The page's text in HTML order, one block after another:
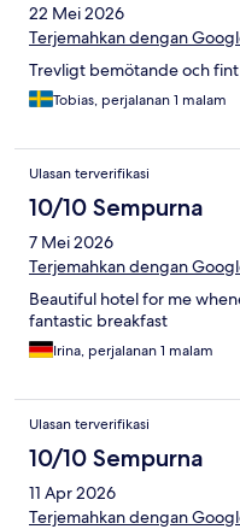
22 Mei 2026
Terjemahkan dengan
Trevligt bemötande och
Tobias, perjalanan 1 malam
Ulasan terverifikasi
10/10 Sempurna
7 Mei 2026
Terjemahkan dengan
Beautiful hotel for me
fantastic breakfast
Irina, perjalanan 1 malam
Ulasan terverifikasi
10/10 Sempurna
11 Apr 2026
Terjemahkan dengan